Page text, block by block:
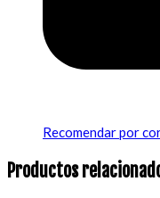
Recomendar por
Productos